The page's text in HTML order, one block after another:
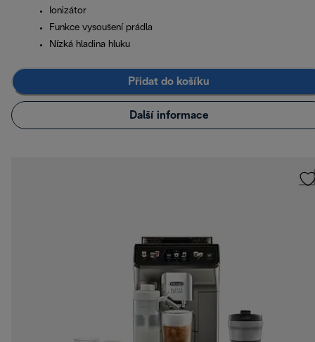
Ionizátor
Funkce vysoušení prádla
Nízká hladina hluku
Přidat do košíku
Další informace